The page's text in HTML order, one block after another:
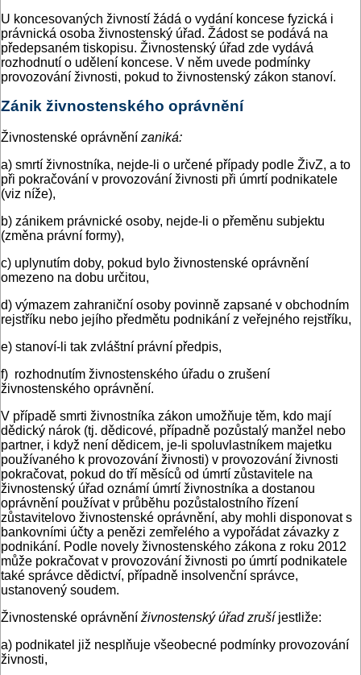
U koncesovaných živností žádá o vydání koncese fyzická i
právnická osoba živnostenský úřad. Žádost se podává na
předepsaném tiskopisu. Živnostenský úřad zde vydává
rozhodnutí o udělení koncese. V něm uvede podmínky
provozování živnosti, pokud to živnostenský zákon stanoví.
Zánik živnostenského oprávnění
Živnostenské oprávnění zaniká:
a) smrtí živnostníka, nejde-li o určené případy podle ŽivZ, a to
při pokračování v provozování živnosti při úmrtí podnikatele
(viz níže),
b) zánikem právnické osoby, nejde-li o přeměnu subjektu
(změna právní formy),
c) uplynutím doby, pokud bylo živnostenské oprávnění
omezeno na dobu určitou,
d) výmazem zahraniční osoby povinně zapsané v obchodním
rejstříku nebo jejího předmětu podnikání z veřejného rejstříku,
e) stanoví-li tak zvláštní právní předpis,
f) rozhodnutím živnostenského úřadu o zrušení
živnostenského oprávnění.
V případě smrti živnostníka zákon umožňuje těm, kdo mají
dědický nárok (tj. dědicové, případně pozůstalý manžel nebo
partner, i když není dědicem, je-li spoluvlastníkem majetku
používaného k provozování živnosti) v provozování živnosti
pokračovat, pokud do tří měsíců od úmrtí zůstavitele na
živnostenský úřad oznámí úmrtí živnostníka a dostanou
oprávnění používat v průběhu pozůstalostního řízení
zůstavitelovo živnostenské oprávnění, aby mohli disponovat s
bankovními účty a penězi zemřelého a vypořádat závazky z
podnikání. Podle novely živnostenského zákona z roku 2012
může pokračovat v provozování živnosti po úmrtí podnikatele
také správce dědictví, případně insolvenční správce,
ustanovený soudem.
Živnostenské oprávnění živnostenský úřad zrušíjestliže:
a) podnikatel již nesplňuje všeobecné podmínky provozování
živnosti,